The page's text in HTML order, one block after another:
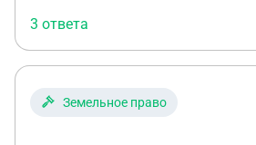
3 ответа
Земельное право